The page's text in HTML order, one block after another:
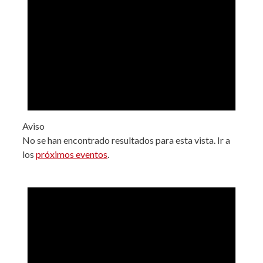
Aviso
No se han encontrado resultados para esta vista. Ir a
los próximos eventos.